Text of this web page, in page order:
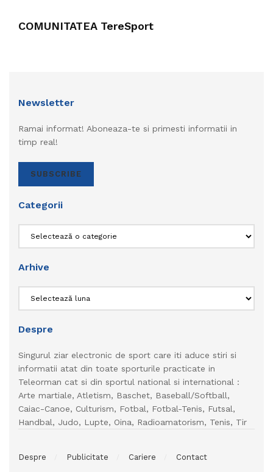
COMUNITATEA TereSport
Newsletter
Ramai informat! Aboneaza-te si primesti informatii in
timp real!
SUBSCRIBE
Categorii
Arhive
Despre
Singurul ziar electronic de sport care iti aduce stiri si
informatii atat din toate sporturile practicate in
Teleorman cat si din sportul national si international :
Arte martiale, Atletism, Baschet, Baseball/Softball,
Caiac-Canoe, Culturism, Fotbal, Fotbal-Tenis, Futsal,
Handbal, Judo, Lupte, Oina, Radioamatorism, Tenis, Tir
Despre Publicitate Cariere Contact